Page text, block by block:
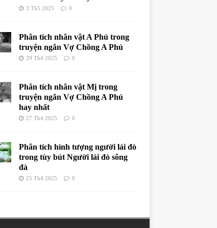
3 Th5 2025 0
Phân tích nhân vật A Phủ trong
truyện ngắn Vợ Chồng A Phủ
29 Th4 2025 0
Phân tích nhân vật Mị trong
truyện ngắn Vợ Chồng A Phủ
hay nhất
27 Th4 2025 0
Phân tích hình tượng người lái đò
trong tùy bút Người lái đò sông
đà
25 Th4 2025 0